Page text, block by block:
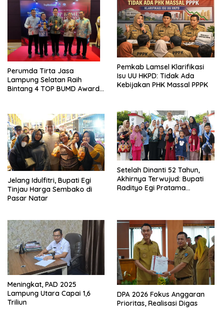
Perumda Tirta Jasa
Lampung Selatan Raih
Bintang 4 TOP BUMD Awards
Pemkab Lamsel Klarifikasi
Isu UU HKPD: Tidak Ada
Kebijakan PHK Massal PPPK
Jelang Idulfitri, Bupati Egi
Tinjau Harga Sembako di
Pasar Natar
Setelah Dinanti 52 Tahun,
Akhirnya Terwujud: Bupati
Radityo Egi Pratama
Meningkat, PAD 2025
Lampung Utara Capai 1,6
Triliun
DPA 2026 Fokus Anggaran
Prioritas, Realisasi Digas